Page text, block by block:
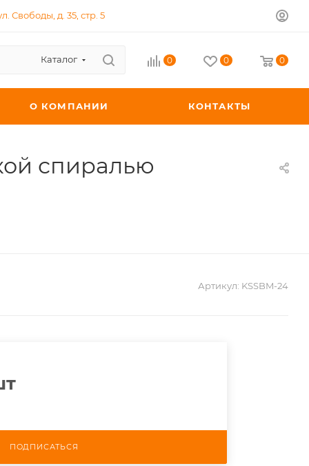
Свободы, д. 35, стр. 5
Каталог 0 0 0
О КОМПАНИИ КОНТАКТЫ
спиралью
Артикул: KSSBM-24
ПОДПИСАТЬСЯ